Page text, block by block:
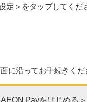
定＞をタップしてくだ
に沿ってお手続きくだ
Payをはじめる